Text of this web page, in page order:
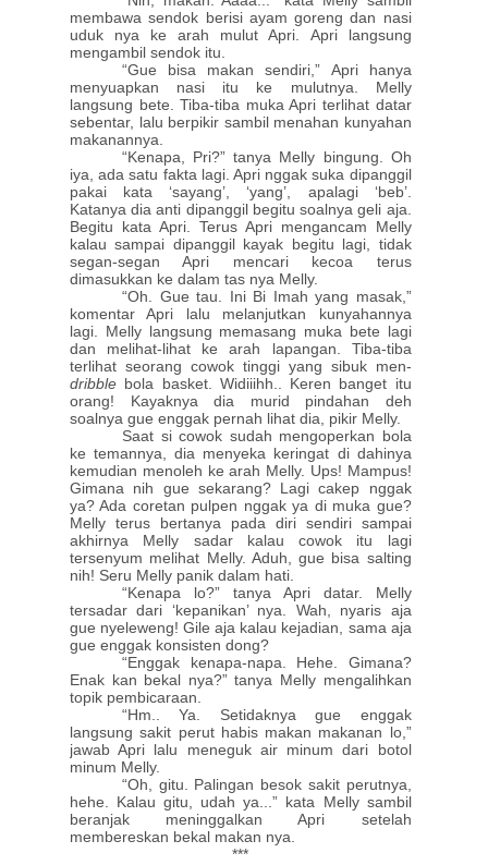
membawa sendok berisi ayam goreng dan nasi
uduk nya ke arah mulut Apri. Apri langsung
mengambil sendok itu.
“Gue bisa makan sendiri,” Apri hanya
menyuapkan nasi itu ke mulutnya. Melly
langsung bete. Tiba-tiba muka Apri terlihat datar
sebentar, lalu berpikir sambil menahan kunyahan
makanannya.
“Kenapa, Pri?” tanya Melly bingung. Oh
iya, ada satu fakta lagi. Apri nggak suka dipanggil
pakai kata ‘sayang’, ‘yang’, apalagi ‘beb’.
Katanya dia anti dipanggil begitu soalnya geli aja.
Begitu kata Apri. Terus Apri mengancam Melly
kalau sampai dipanggil kayak begitu lagi, tidak
segan-segan Apri mencari kecoa terus
dimasukkan ke dalam tas nya Melly.
“Oh. Gue tau. Ini Bi Imah yang masak,”
komentar Apri lalu melanjutkan kunyahannya
lagi. Melly langsung memasang muka bete lagi
dan melihat-lihat ke arah lapangan. Tiba-tiba
terlihat seorang cowok tinggi yang sibuk men-
dribble bola basket. Widiiihh.. Keren banget itu
orang! Kayaknya dia murid pindahan deh
soalnya gue enggak pernah lihat dia, pikir Melly.
Saat si cowok sudah mengoperkan bola
ke temannya, dia menyeka keringat di dahinya
kemudian menoleh ke arah Melly. Ups! Mampus!
Gimana nih gue sekarang? Lagi cakep nggak
ya? Ada coretan pulpen nggak ya di muka gue?
Melly terus bertanya pada diri sendiri sampai
akhirnya Melly sadar kalau cowok itu lagi
tersenyum melihat Melly. Aduh, gue bisa salting
nih! Seru Melly panik dalam hati.
“Kenapa lo?” tanya Apri datar. Melly
tersadar dari ‘kepanikan’ nya. Wah, nyaris aja
gue nyeleweng! Gile aja kalau kejadian, sama aja
gue enggak konsisten dong?
“Enggak kenapa-napa. Hehe. Gimana?
Enak kan bekal nya?” tanya Melly mengalihkan
topik pembicaraan.
“Hm.. Ya. Setidaknya gue enggak
langsung sakit perut habis makan makanan lo,”
jawab Apri lalu meneguk air minum dari botol
minum Melly.
“Oh, gitu. Palingan besok sakit perutnya,
hehe. Kalau gitu, udah ya...” kata Melly sambil
beranjak meninggalkan Apri setelah
membereskan bekal makan nya.
***